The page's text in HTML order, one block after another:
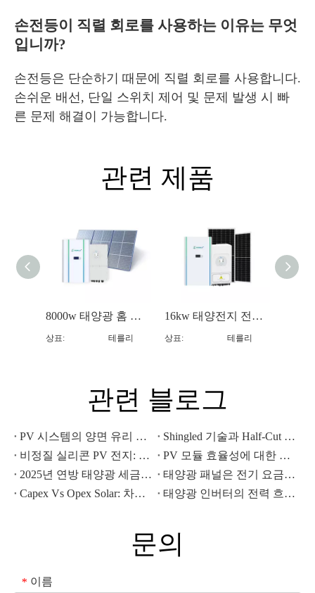
손전등이 직렬 회로를 사용하는 이유는 무엇
입니까?
손전등은 단순하기 때문에 직렬 회로를 사용합니다.
손쉬운 배선, 단일 스위치 제어 및 문제 발생 시 빠
른 문제 해결이 가능합니다.
관련 제품
8000w 태양광 홈 시스템 홈 배터리 백업 시스템
상표: 테를리
16kw 태양전지 전력 태양전지 백업 시스템
상표: 테를리
관련 블로그
PV 시스템의 양면 유리 기술: 이점, 성능 및 설치 고려 사항
Shingled 기술과 Half-Cut 전지: 어떤 태양광 패널 설계가 탁월한 성능을 제공합니까?
비정질 실리콘 PV 전지: 이 박막 기술의 응용, 장점 및 한계
PV 모듈 효율성에 대한 고온 영향 분석
2025년 연방 태양광 세금 공제가 종료되면 태양광 투자에 어떤 영향을 미칠까요?
태양광 패널은 전기 요금을 어떻게 처리하나요?
Capex Vs Opex Solar: 차이점, 이점, 어느 것이 더 낫습니까?
태양광 인버터의 전력 흐름 관리 시스템이란 무엇입니까?
문의
* 이름